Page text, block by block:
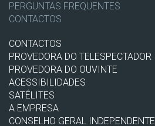
PERGUNTAS FREQUENTES
CONTACTOS
CONTACTOS
PROVEDORA DO TELESPECTADOR
PROVEDORA DO OUVINTE
ACESSIBILIDADES
SATÉLITES
A EMPRESA
CONSELHO GERAL INDEPENDENTE